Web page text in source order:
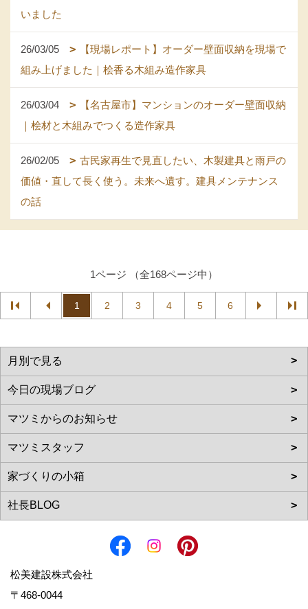
いました
26/03/05
【現場レポート】オーダー壁面収納を現場で
組み上げました｜桧香る木組み造作家具
26/03/04
【名古屋市】マンションのオーダー壁面収納
｜桧材と木組みでつくる造作家具
26/02/05
古民家再生で見直したい、木製建具と雨戸の
価値・直して長く使う。未来へ遺す。建具メンテナンス
の話
1ページ （全168ページ中）
1 2 3 4 5 6
松美建設株式会社
〒468-0044